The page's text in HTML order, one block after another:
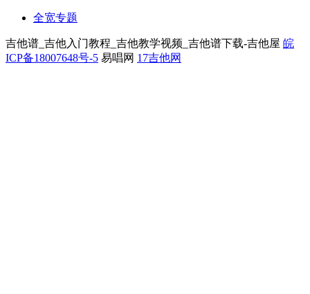
全宽专题
吉他谱_吉他入门教程_吉他教学视频_吉他谱下载-吉他屋 皖
ICP备18007648号-5 易唱网 17吉他网